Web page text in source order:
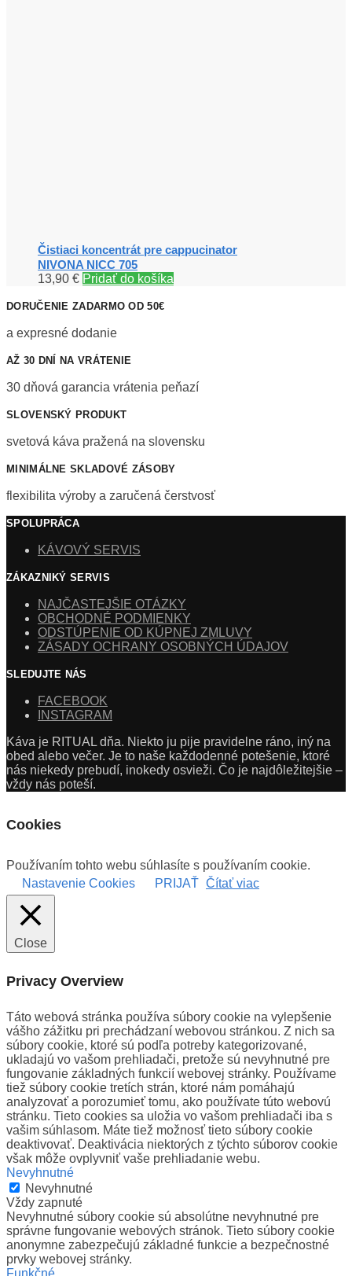
Čistiaci koncentrát pre cappucinator
NIVONA NICC 705
13,90 € Pridať do košíka
DORUČENIE ZADARMO OD 50€
a expresné dodanie
AŽ 30 DNÍ NA VRÁTENIE
30 dňová garancia vrátenia peňazí
SLOVENSKÝ PRODUKT
svetová káva pražená na slovensku
MINIMÁLNE SKLADOVÉ ZÁSOBY
flexibilita výroby a zaručená čerstvosť
SPOLUPRÁCA
KÁVOVÝ SERVIS
ZÁKAZNIKÝ SERVIS
NAJČASTEJŠIE OTÁZKY
OBCHODNÉ PODMIENKY
ODSTÚPENIE OD KÚPNEJ ZMLUVY
ZÁSADY OCHRANY OSOBNÝCH ÚDAJOV
SLEDUJTE NÁS
FACEBOOK
INSTAGRAM
Káva je RITUAL dňa. Niekto ju pije pravidelne ráno, iný na
obed alebo večer. Je to naše každodenné potešenie, ktoré
nás niekedy prebudí, inokedy osvieži. Čo je najdôležitejšie –
vždy nás poteší.
Cookies
Používaním tohto webu súhlasíte s používaním cookie.
Nastavenie Cookies
PRIJAŤ Čítať viac
Close
Privacy Overview
Táto webová stránka používa súbory cookie na vylepšenie
vášho zážitku pri prechádzaní webovou stránkou. Z nich sa
súbory cookie, ktoré sú podľa potreby kategorizované,
ukladajú vo vašom prehliadači, pretože sú nevyhnutné pre
fungovanie základných funkcií webovej stránky. Používame
tiež súbory cookie tretích strán, ktoré nám pomáhajú
analyzovať a porozumieť tomu, ako používate túto webovú
stránku. Tieto cookies sa uložia vo vašom prehliadači iba s
vašim súhlasom. Máte tiež možnosť tieto súbory cookie
deaktivovať. Deaktivácia niektorých z týchto súborov cookie
však môže ovplyvniť vaše prehliadanie webu.
Nevyhnutné
Nevyhnutné
Vždy zapnuté
Nevyhnutné súbory cookie sú absolútne nevyhnutné pre
správne fungovanie webových stránok. Tieto súbory cookie
anonymne zabezpečujú základné funkcie a bezpečnostné
prvky webovej stránky.